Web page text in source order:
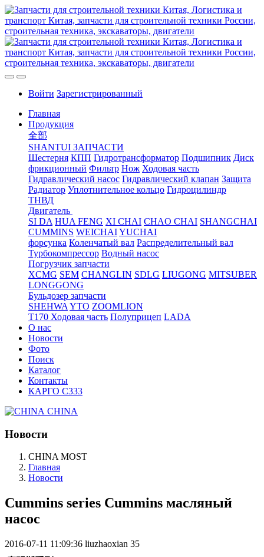
Войти Зарегистрированный
Главная
Продукция
全部
SHANTUI ЗАПЧАСТИ
Шестерня КПП Гидротрансформатор Подшипник Диск
фрикционный Фильтр Нож Ходовая часть
Гидравлический насос Гидравлический клапан Защита
Радиатор Уплотнительное кольцо Гидроцилиндр
ТНВД
Двигатель
SI DA HUA FENG XI CHAI CHAO CHAI SHANGCHAI
CUMMINS WEICHAIYUCHAI
форсунка Коленчатый вал Распределительный вал
Турбокомпрессор Водный насос
Погрузчик запчасти
XCMG SEM CHANGLIN SDLG LIUGONG MITSUBER
LONGGONG
Бульдозер запчасти
SHEHWA YTO ZOOMLION
T170 Ходовая часть Полуприцеп LADA
О нас
Новости
Фото
Поиск
Каталог
Контакты
КАРГО С333
CHINA
Новости
CHINA MOST
Главная
Новости
Cummins series Cummins масляный
насос
2016-07-11 11:09:36 liuzhaoxian 35